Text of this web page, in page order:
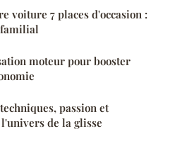
voiture 7 places d'occasion :
moteur pour booster
passion et
de la glisse